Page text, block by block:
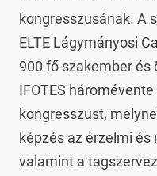
kongresszusának. A
ELTE Lágymányosi
900 fő szakember és
IFOTES
kongresszust,
képzés az érzelmi
valamint a